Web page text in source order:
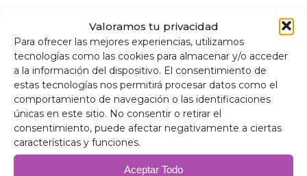
Valoramos tu privacidad
Para ofrecer las mejores experiencias, utilizamos
tecnologías como las cookies para almacenar y/o acceder
a la información del dispositivo. El consentimiento de
estas tecnologías nos permitirá procesar datos como el
comportamiento de navegación o las identificaciones
únicas en este sitio. No consentir o retirar el
consentimiento, puede afectar negativamente a ciertas
características y funciones.
Aceptar Todo
Isolamento termico oscurante per Subaru
Forester 2013-2018